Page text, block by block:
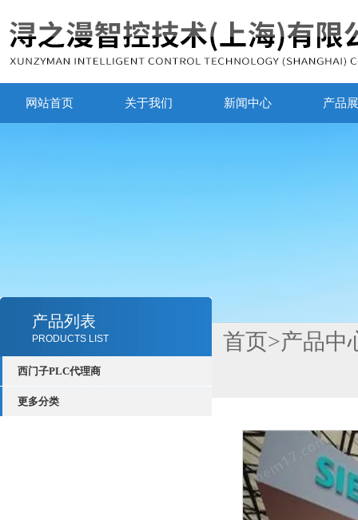
网站首页 关于我们 新闻中心 产品
产品列表
PRODUCTS LIST
西门子PLC代理商
更多分类
首页>产品中